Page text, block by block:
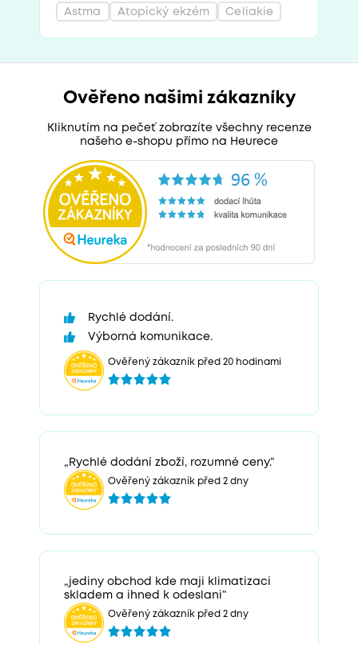
Astma Atopický ekzém Celiakie
Ověřeno našimi zákazníky
Kliknutím na pečeť zobrazíte všechny recenze
našeho e-shopu přímo na Heurece
Rychlé dodání.
Výborná komunikace.
Ověřený zákazník před 20 hodinami
„Rychlé dodání zboží, rozumné ceny.“
Ověřený zákazník před 2 dny
„jediny obchod kde maji klimatizaci
skladem a ihned k odeslani“
Ověřený zákazník před 2 dny